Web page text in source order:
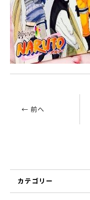
← 前へ
カテゴリー